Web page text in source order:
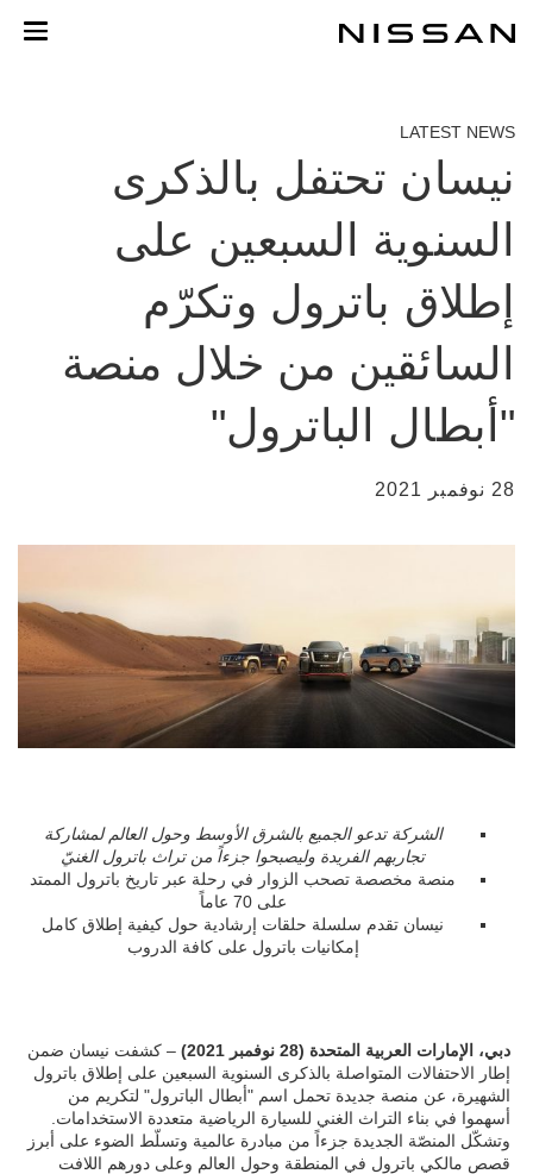
إلى
LATEST NEWS
نيسان تحتفل بالذكرى
السنوية السبعين على
إطلاق باترول وتكرّم
السائقين من خلال منصة
"أبطال الباترول"
28 نوفمبر 2021
الشركة تدعو الجميع بالشرق الأوسط وحول العالم لمشاركة
تجاربهم الفريدة وليصبحوا جزءاً من تراث باترول الغنيّ
منصة مخصصة تصحب الزوار في رحلة عبر تاريخ باترول الممتد
على 70 عاماً
نيسان تقدم سلسلة حلقات إرشادية حول كيفية إطلاق كامل
إمكانيات باترول على كافة الدروب
دبي، الإمارات العربية المتحدة (28 نوفمبر 2021)
– كشفت نيسان ضمن
إطار الاحتفالات المتواصلة بالذكرى السنوية السبعين على إطلاق باترول
الشهيرة، عن منصة جديدة تحمل اسم "أبطال الباترول" لتكريم من
أسهموا في بناء التراث الغني للسيارة الرياضية متعددة الاستخدامات.
وتشكّل المنصّة الجديدة جزءاً من مبادرة عالمية وتسلّط الضوء على أبرز
قصص مالكي باترول في المنطقة وحول العالم وعلى دورهم اللافت